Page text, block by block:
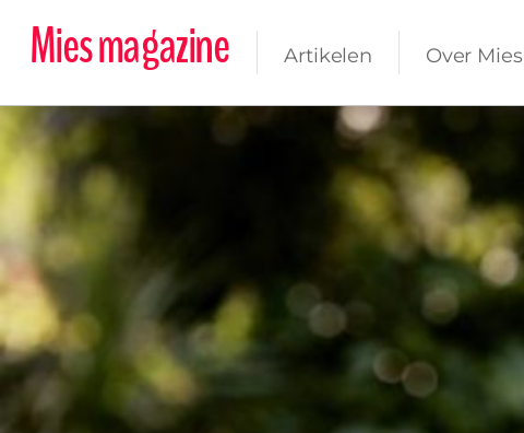
Mies magazine Artikelen Over Mies